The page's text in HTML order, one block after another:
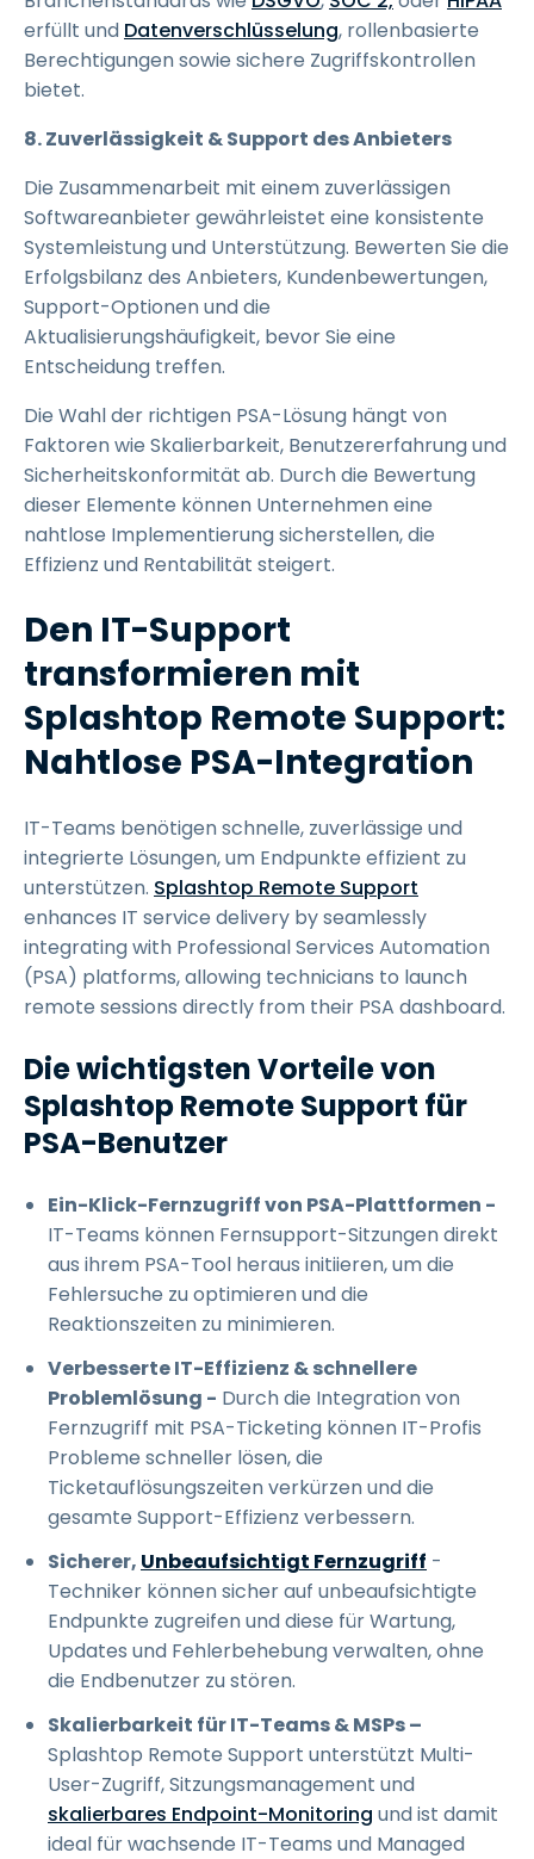
erfüllt und Datenverschlüsselung, rollenbasierte
Berechtigungen sowie sichere Zugriffskontrollen
bietet.
8. Zuverlässigkeit & Support des Anbieters
Die Zusammenarbeit mit einem zuverlässigen
Softwareanbieter gewährleistet eine konsistente
Systemleistung und Unterstützung. Bewerten Sie die
Erfolgsbilanz des Anbieters, Kundenbewertungen,
Support-Optionen und die
Aktualisierungshäufigkeit, bevor Sie eine
Entscheidung treffen.
Die Wahl der richtigen PSA-Lösung hängt von
Faktoren wie Skalierbarkeit, Benutzererfahrung und
Sicherheitskonformität ab. Durch die Bewertung
dieser Elemente können Unternehmen eine
nahtlose Implementierung sicherstellen, die
Effizienz und Rentabilität steigert.
Den IT-Support
transformieren mit
Splashtop Remote Support:
Nahtlose PSA-Integration
IT-Teams benötigen schnelle, zuverlässige und
integrierte Lösungen, um Endpunkte effizient zu
unterstützen. Splashtop Remote Support
enhances IT service delivery by seamlessly
integrating with Professional Services Automation
(PSA) platforms, allowing technicians to launch
remote sessions directly from their PSA dashboard.
Die wichtigsten Vorteile von
Splashtop Remote Support für
PSA-Benutzer
Ein-Klick-Fernzugriff von PSA-Plattformen -
IT-Teams können Fernsupport-Sitzungen direkt
aus ihrem PSA-Tool heraus initiieren, um die
Fehlersuche zu optimieren und die
Reaktionszeiten zu minimieren.
Verbesserte IT-Effizienz & schnellere
Problemlösung - Durch die Integration von
Fernzugriff mit PSA-Ticketing können IT-Profis
Probleme schneller lösen, die
Ticketauflösungszeiten verkürzen und die
gesamte Support-Effizienz verbessern.
Sicherer, Unbeaufsichtigt Fernzugriff -
Techniker können sicher auf unbeaufsichtigte
Endpunkte zugreifen und diese für Wartung,
Updates und Fehlerbehebung verwalten, ohne
die Endbenutzer zu stören.
Skalierbarkeit für IT-Teams & MSPs –
Splashtop Remote Support unterstützt Multi-
User-Zugriff, Sitzungsmanagement und
skalierbares Endpoint-Monitoring und ist damit
ideal für wachsende IT-Teams und Managed